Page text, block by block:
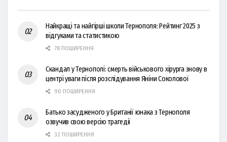
Найкращі та найгірші школи Тернополя: Рейтинг 2025 з
відгуками та статистикою
78 ПОШИРЕННЯ
Скандал у Тернополі: смерть військового хірурга знову в
центрі уваги після розслідування Яніни Соколової
90 ПОШИРЕННЯ
Батько засудженого у Британії юнака з Тернополя
озвучив свою версію трагедії
32 ПОШИРЕННЯ